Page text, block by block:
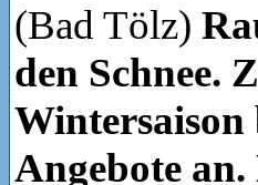
(Bad Tölz)
den Schnee.
Wintersaison
Angebote